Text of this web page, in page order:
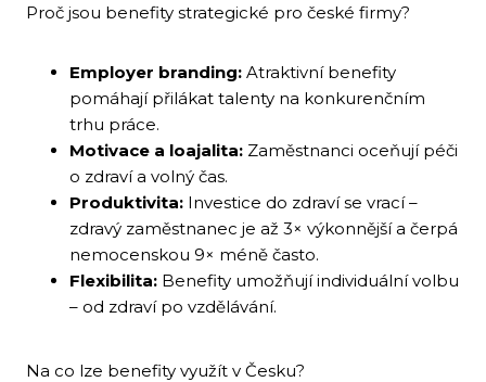
Proč jsou benefity strategické pro české firmy?
Employer branding: Atraktivní benefity
pomáhají přilákat talenty na konkurenčním
trhu práce.
Motivace a loajalita: Zaměstnanci oceňují péči
o zdraví a volný čas.
Produktivita: Investice do zdraví se vrací –
zdravý zaměstnanec je až 3× výkonnější a čerpá
nemocenskou 9× méně často.
Flexibilita: Benefity umožňují individuální volbu
– od zdraví po vzdělávání.
Na co lze benefity využít v Česku?